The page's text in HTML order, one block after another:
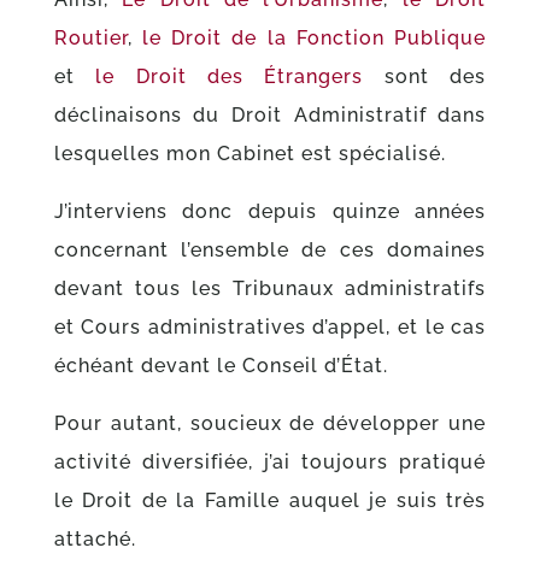
Routier, le Droit de la Fonction Publique
et le Droit des Étrangers sont des
déclinaisons du Droit Administratif dans
lesquelles mon Cabinet est spécialisé.
J’interviens donc depuis quinze années
concernant l’ensemble de ces domaines
devant tous les Tribunaux administratifs
et Cours administratives d’appel, et le cas
échéant devant le Conseil d’État.
Pour autant, soucieux de développer une
activité diversifiée, j’ai toujours pratiqué
le Droit de la Famille auquel je suis très
attaché.